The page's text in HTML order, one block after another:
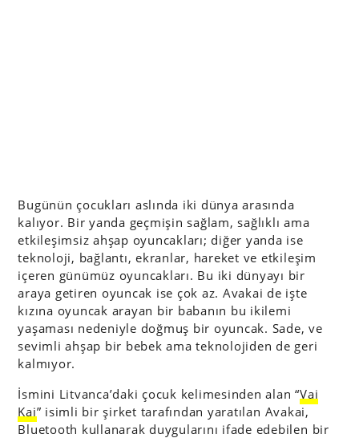
Bugünün çocukları aslında iki dünya arasında
kalıyor. Bir yanda geçmişin sağlam, sağlıklı ama
etkileşimsiz ahşap oyuncakları; diğer yanda ise
teknoloji, bağlantı, ekranlar, hareket ve etkileşim
içeren günümüz oyuncakları. Bu iki dünyayı bir
araya getiren oyuncak ise çok az. Avakai de işte
kızına oyuncak arayan bir babanın bu ikilemi
yaşaması nedeniyle doğmuş bir oyuncak. Sade, ve
sevimli ahşap bir bebek ama teknolojiden de geri
kalmıyor.
İsmini Litvanca’daki çocuk kelimesinden alan “Vai
Kai” isimli bir şirket tarafından yaratılan Avakai,
Bluetooth kullanarak duygularını ifade edebilen bir